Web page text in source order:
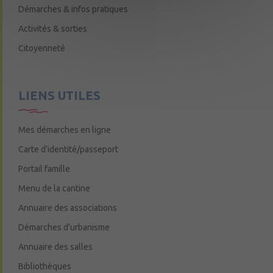
Démarches & infos pratiques
Activités & sorties
Citoyenneté
LIENS UTILES
Mes démarches en ligne
Carte d’identité/passeport
Portail famille
Menu de la cantine
Annuaire des associations
Démarches d’urbanisme
Annuaire des salles
Bibliothèques